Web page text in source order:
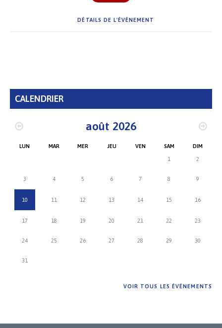
DÉTAILS DE L'ÉVÉNEMENT
CALENDRIER
août 2026
LUN MAR MER JEU VEN SAM DIM
1 2
3 4 5 6 7 8 9
10 11 12 13 14 15 16
17 18 19 20 21 22 23
24 25 26 27 28 29 30
31
VOIR TOUS LES ÉVÉNEMENTS